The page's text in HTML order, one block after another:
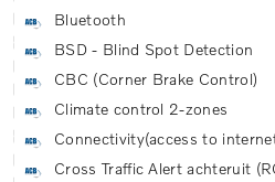
Bluetooth
BSD - Blind Spot Detection
CBC (Corner Brake Control)
Climate control 2-zones
Connectivity(access to
Cross Traffic Alert achteruit